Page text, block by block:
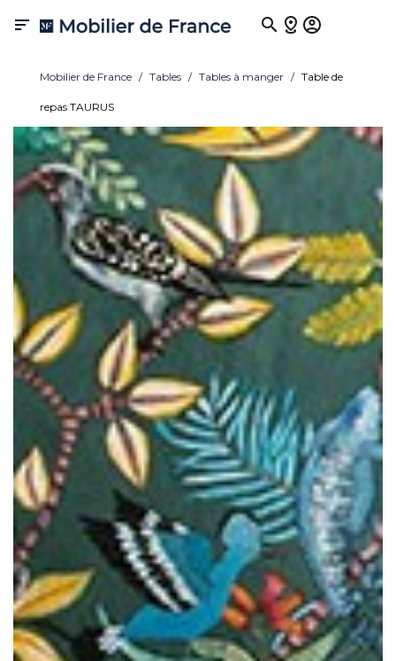

Mobilier de France Tables Tables à manger Table de
repas TAURUS